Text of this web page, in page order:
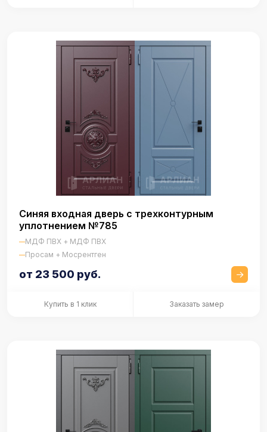
Синяя входная дверь с трехконтурным
уплотнением №785
МДФ ПВХ + МДФ ПВХ
Просам + Мосрентген
от 23 500 руб.
Купить в 1 клик Заказать замер